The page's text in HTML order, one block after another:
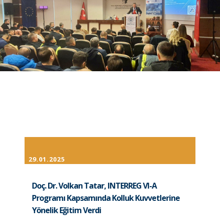
29.01.2025
Doç. Dr. Volkan Tatar, INTERREG VI-A
Programı Kapsamında Kolluk Kuvvetlerine
Yönelik Eğitim Verdi